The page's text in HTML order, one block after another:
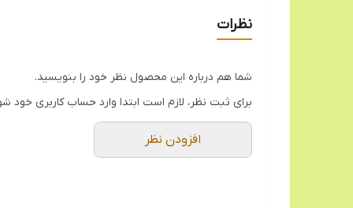
نظرات
شما هم درباره این محصول نظر خود را بنویسید.
برای ثبت نظر، لازم است ابتدا وارد حساب کاربری خود
افزودن نظر